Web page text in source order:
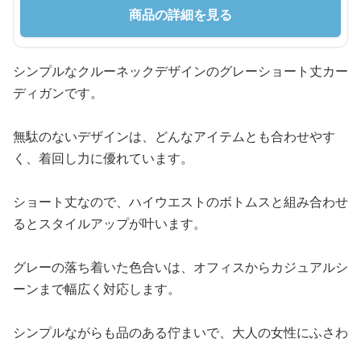
商品の詳細を見る
シンプルなクルーネックデザインのグレーショート丈カー
ディガンです。
無駄のないデザインは、どんなアイテムとも合わせやす
く、着回し力に優れています。
ショート丈なので、ハイウエストのボトムスと組み合わせ
るとスタイルアップが叶います。
グレーの落ち着いた色合いは、オフィスからカジュアルシ
ーンまで幅広く対応します。
シンプルながらも品のある佇まいで、大人の女性にふさわ